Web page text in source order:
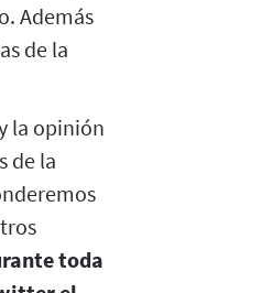
Además
de la
la opinión
de la
toda